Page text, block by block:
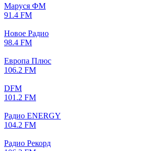
Маруся ФМ
91.4 FM
Новое Радио
98.4 FM
Европа Плюс
106.2 FM
DFM
101.2 FM
Радио ENERGY
104.2 FM
Радио Рекорд